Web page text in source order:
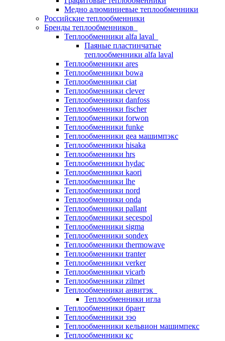
Медно алюминиевые теплообменники
Российские теплообменники
Бренды теплообменников
Теплообменники alfa laval
Паяные пластинчатые
теплообменники alfa laval
Теплообменники ares
Теплообменники bowa
Теплообменники ciat
Теплообменники clever
Теплообменники danfoss
Теплообменники fischer
Теплообменники forwon
Теплообменники funke
Теплообменники gea машимпэкс
Теплообменники hisaka
Теплообменники hrs
Теплообменники hydac
Теплообменники kaori
Теплообменники lhe
Теплообменники nord
Теплообменники onda
Теплообменники pallant
Теплообменники secespol
Теплообменники sigma
Теплообменники sondex
Теплообменники thermowave
Теплообменники tranter
Теплообменники verker
Теплообменники vicarb
Теплообменники zilmet
Теплообменники анвитэк
Теплообменники игла
Теплообменники брант
Теплообменники зэо
Теплообменники кельвион машимпекс
Теплообменники кс